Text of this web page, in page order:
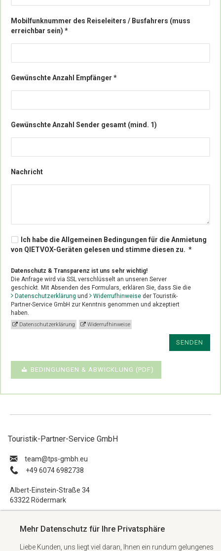
Mobilfunknummer des Reiseleiters / Busfahrers (muss
erreichbar sein) *
Gewünschte Anzahl Empfänger *
Gewünschte Anzahl Sender gesamt (mind. 1)
Nachricht
Ich habe die Allgemeinen Bedingungen für die Anmietung
von QIETVOX-Geräten gelesen und stimme diesen zu.  *
Datenschutz & Transparenz ist uns sehr wichtig!
Die Anfrage wird via SSL verschlüsselt an unseren Server
geschickt. Mit Absenden des Formulars, erklären Sie, dass Sie die
Datenschutzerklärung und Widerrufhinweise der Touristik-
Partner-Service GmbH zur Kenntnis genommen und akzeptiert
haben.
Datenschutzerklärung Widerrufhinweise
SENDEN
BEDINGUNGEN & ABWICKLUNG (PDF)
Touristik-Partner-Service GmbH
ue.hbmg-spt@maet
+49 6074 6982738
Albert-Einstein-Straße 34
63322 Rödermark
Impressum
Mehr Datenschutz für Ihre Privatsphäre
Liebe Kunden, uns liegt viel daran, Ihnen ein rundum gelungenes